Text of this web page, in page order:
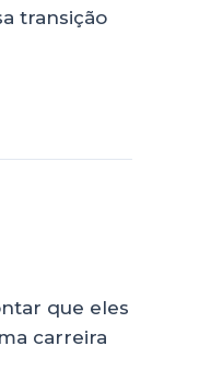
transição
que eles
carreira